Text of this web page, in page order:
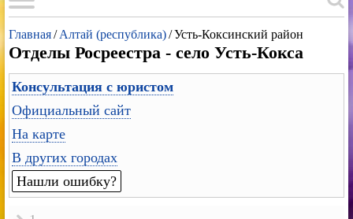
Главная/Алтай (республика)/Усть-Коксинский район
Отделы Росреестра - село Усть-Кокса
Консультация с юристом
Официальный сайт
На карте
В других городах
Нашли ошибку?